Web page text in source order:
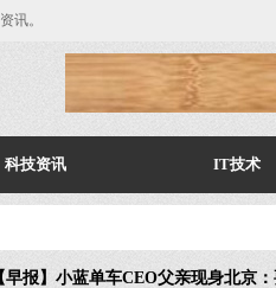
讯。
科技资讯 IT技术
【早报】小蓝单车CEO父亲现身北京